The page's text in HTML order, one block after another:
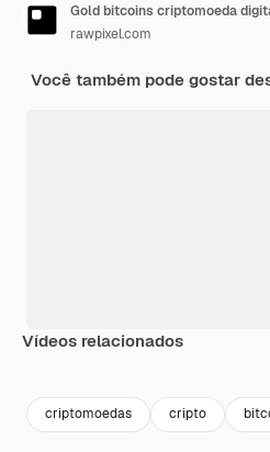
Gold bitcoins criptomoeda
rawpixel.com
Você também pode gostar
Vídeos relacionados
criptomoedas cripto